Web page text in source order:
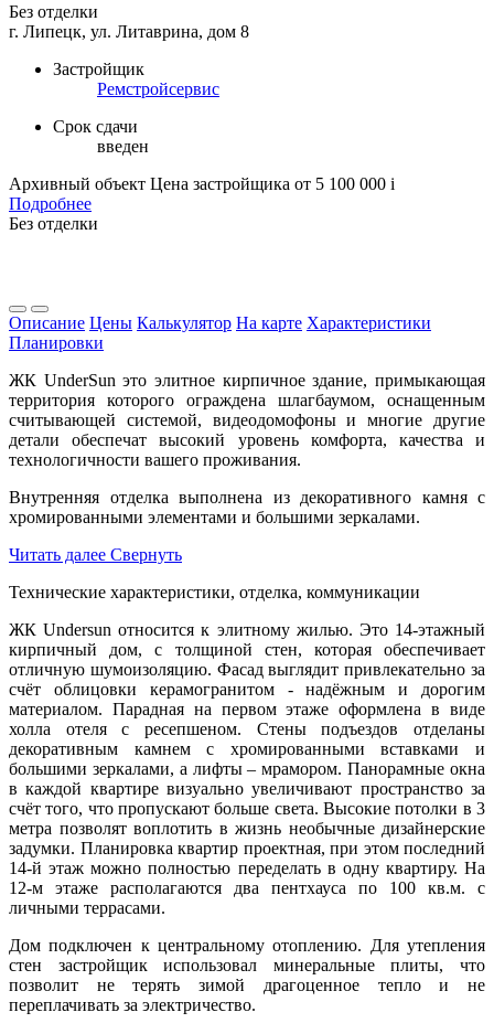
Без отделки
г. Липецк, ул. Литаврина, дом 8
Застройщик
Ремстройсервис
Срок сдачи
введен
Архивный объект Цена застройщика от 5 100 000 i
Подробнее
Без отделки
Описание Цены Калькулятор На карте Характеристики
Планировки
ЖК UnderSun это элитное кирпичное здание, примыкающая
территория которого ограждена шлагбаумом, оснащенным
считывающей системой, видеодомофоны и многие другие
детали обеспечат высокий уровень комфорта, качества и
технологичности вашего проживания.
Внутренняя отделка выполнена из декоративного камня с
хромированными элементами и большими зеркалами.
Читать далее Свернуть
Технические характеристики, отделка, коммуникации
ЖК Undersun относится к элитному жилью. Это 14-этажный
кирпичный дом, с толщиной стен, которая обеспечивает
отличную шумоизоляцию. Фасад выглядит привлекательно за
счёт облицовки керамогранитом - надёжным и дорогим
материалом. Парадная на первом этаже оформлена в виде
холла отеля с ресепшеном. Стены подъездов отделаны
декоративным камнем с хромированными вставками и
большими зеркалами, а лифты – мрамором. Панорамные окна
в каждой квартире визуально увеличивают пространство за
счёт того, что пропускают больше света. Высокие потолки в 3
метра позволят воплотить в жизнь необычные дизайнерские
задумки. Планировка квартир проектная, при этом последний
14-й этаж можно полностью переделать в одну квартиру. На
12-м этаже располагаются два пентхауса по 100 кв.м. с
личными террасами.
Дом подключен к центральному отоплению. Для утепления
стен застройщик использовал минеральные плиты, что
позволит не терять зимой драгоценное тепло и не
переплачивать за электричество.